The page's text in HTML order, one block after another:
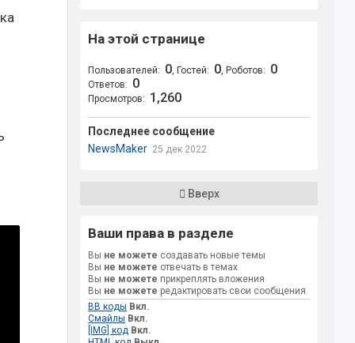
На этой странице
Пользователей: 0, Гостей: 0, Роботов: 0
Ответов: 0
Просмотров: 1,260
Последнее сообщение
NewsMaker 25 дек 2022
Вверх
Ваши права в разделе
Вы не можете создавать новые темы
Вы не можете отвечать в темах
Вы не можете прикреплять вложения
Вы не можете редактировать свои сообщения
BB коды Вкл.
Смайлы Вкл.
[IMG] код Вкл.